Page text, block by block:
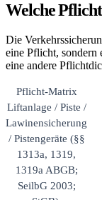
Welche
Die
eine Pflicht, sondern
eine andere
Pflicht-Matrix
Liftanlage / Piste /
Lawinensicherung
/ Pistengeräte (§§
1313a, 1319,
1319a ABGB;
SeilbG 2003;